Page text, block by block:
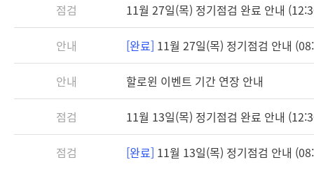
점검 11월 27일(목) 정기점검 완료 안내
안내 [완료] 11월 27일(목) 정기점검 안내
안내 할로윈 이벤트 기간 연장 안내
점검 11월 13일(목) 정기점검 완료 안내
점검 [완료] 11월 13일(목) 정기점검 안내